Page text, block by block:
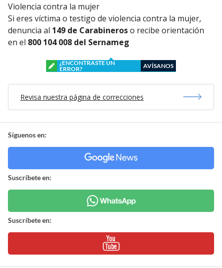
Violencia contra la mujer
Si eres víctima o testigo de violencia contra la mujer,
denuncia al 149 de Carabineroso recibe orientación
en el 800 104 008 del Sernameg
¿ENCONTRASTE UN
ERROR?
AVÍSANOS
Revisa nuestra página de correcciones
Síguenos en:
Suscríbete en:
Suscríbete en: